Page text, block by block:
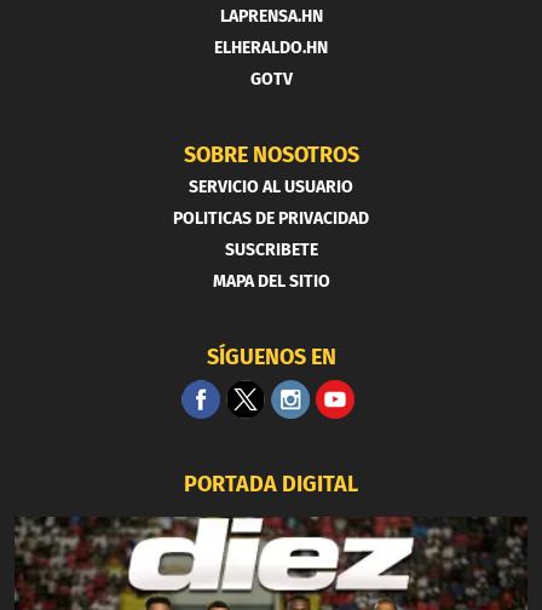
LAPRENSA.HN
ELHERALDO.HN
GOTV
SOBRE NOSOTROS
SERVICIO AL USUARIO
POLITICAS DE PRIVACIDAD
SUSCRIBETE
MAPA DEL SITIO
SÍGUENOS EN
PORTADA DIGITAL